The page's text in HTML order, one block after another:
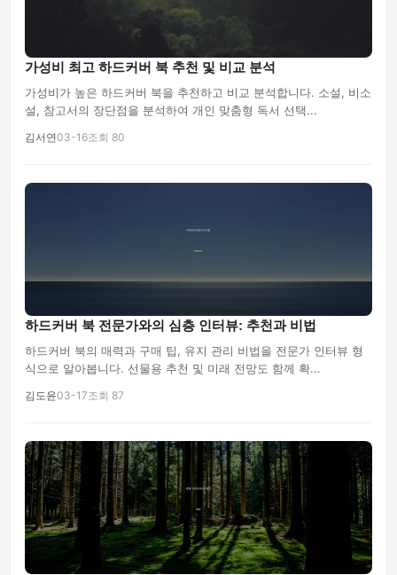
가성비 최고 하드커버 북 추천 및 비교 분석
가성비가 높은 하드커버 북을 추천하고 비교 분석합니다. 소설, 비소
설, 참고서의 장단점을 분석하여 개인 맞춤형 독서 선택...
김서연03-16조회 80
하드커버 북 전문가와의 심층 인터뷰: 추천과 비법
하드커버 북의 매력과 구매 팁, 유지 관리 비법을 전문가 인터뷰 형
식으로 알아봅니다. 선물용 추천 및 미래 전망도 함께 확...
김도윤03-17조회 87